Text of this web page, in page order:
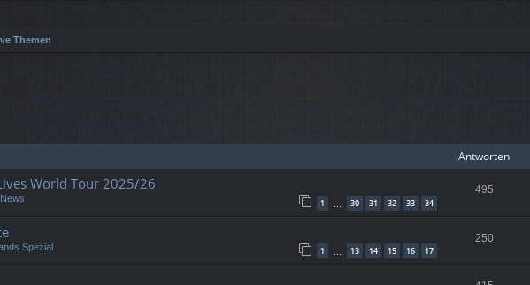
Themen
Antworten
World Tour 2025/26
News 1 30 31 32 33 34
495
Spezial 1 13 14 15 16 17
250